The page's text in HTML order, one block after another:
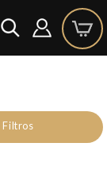
Filtros